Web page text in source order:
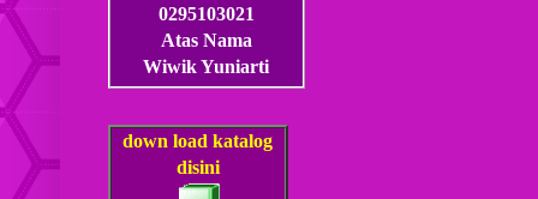
0295103021
Atas Nama
Wiwik Yuniarti
down load katalog
disini